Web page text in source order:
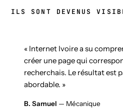
ILS SONT DEVENUS
« Internet Ivoire a su
créer une page qui
recherchais. Le résultat est
abordable. »
B. Samuel — Mécanique